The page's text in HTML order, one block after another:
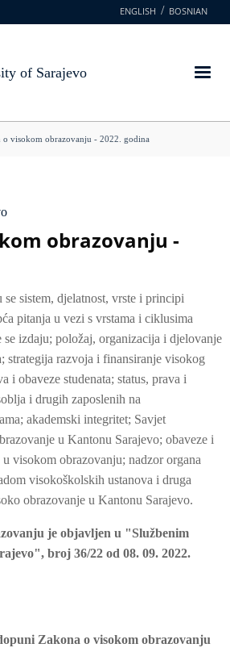
ENGLISH BOSNIAN
of Sarajevo
o visokom obrazovanju - 2022. godina
obrazovanju -
sistem, djelatnost, vrste i principi
pitanja u vezi s vrstama i ciklusima
izdaju; položaj, organizacija i djelovanje
strategija razvoja i finansiranje visokog
i obaveze studenata; status, prava i
i drugih zaposlenih na
akademski integritet; Savjet
u Kantonu Sarajevo; obaveze i
visokom obrazovanju; nadzor organa
visokoškolskih ustanova i druga
obrazovanje u Kantonu Sarajevo.
je objavljen u "Službenim
broj 36/22 od 08. 09. 2022.
Zakona o visokom obrazovanju